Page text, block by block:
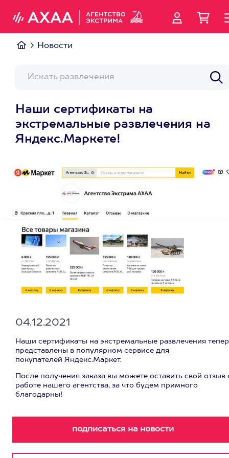
Новости
Наши сертификаты на
экстремальные развлечения на
Яндекс.Маркете!
04.12.2021
Наши сертификаты на экстремальные развлечения
представлены в популярном сервисе для
покупателей Яндекс.Маркет.
После получения заказа вы можете оставить свой отзыв
работе нашего агентства, за что будем примного
благодарны!